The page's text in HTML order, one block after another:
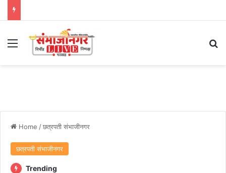
Menu
Home /छत्रपती संभाजीनगर
छत्रपती संभाजीनगर
Trending